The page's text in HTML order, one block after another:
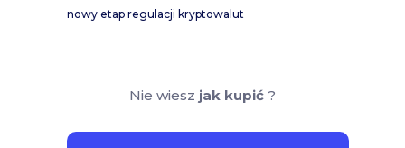
nowy etap regulacji kryptowalut
Nie wiesz jak kupić?